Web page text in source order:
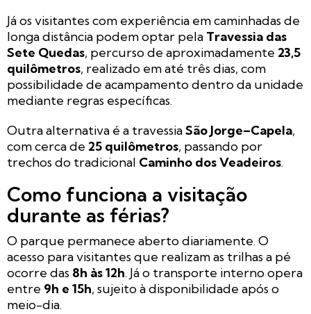
Já os visitantes com experiência em caminhadas de
longa distância podem optar pela Travessia das
Sete Quedas, percurso de aproximadamente 23,5
quilômetros, realizado em até três dias, com
possibilidade de acampamento dentro da unidade
mediante regras específicas.
Outra alternativa é a travessiaSão Jorge–Capela,
com cerca de 25 quilômetros, passando por
trechos do tradicional Caminho dos Veadeiros.
Como funciona a visitação
durante as férias?
O parque permanece aberto diariamente. O
acesso para visitantes que realizam as trilhas a pé
ocorre das 8h às 12h. Já o transporte interno opera
entre 9h e 15h, sujeito à disponibilidade após o
meio-dia.